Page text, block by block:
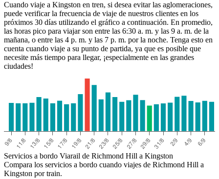
Cuando viaje a Kingston en tren, si desea evitar las aglomeraciones,
puede verificar la frecuencia de viaje de nuestros clientes en los
próximos 30 días utilizando el gráfico a continuación. En promedio,
las horas pico para viajar son entre las 6:30 a. m. y las 9 a. m. de la
mañana, o entre las 4 p. m. y las 7 p. m. por la noche. Tenga esto en
cuenta cuando viaje a su punto de partida, ya que es posible que
necesite más tiempo para llegar, ¡especialmente en las grandes
ciudades!
Servicios a bordo Viarail de Richmond Hill a Kingston
Compara los servicios a bordo cuando viajes de Richmond Hill a
Kingston por train.